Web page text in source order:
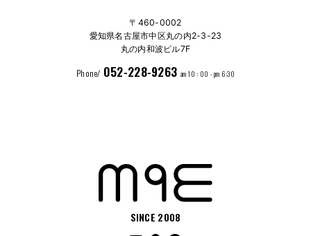
〒460-0002
愛知県名古屋市中区丸の内2-3-23
丸の内和波ビル7F
Phone/ 052-228-9263 am 10 : 00 - pm 6:30
SINCE 2008